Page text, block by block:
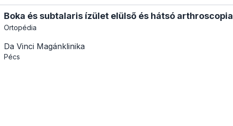
Boka és subtalaris ízület elülső és hátsó arthroscopia
Ortopédia
Da Vinci Magánklinika
Pécs